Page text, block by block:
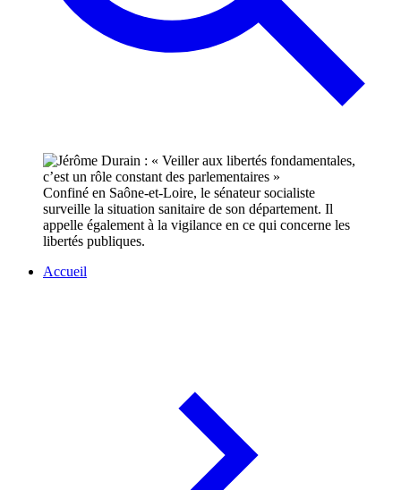
Confiné en Saône-et-Loire, le sénateur socialiste
surveille la situation sanitaire de son département. Il
appelle également à la vigilance en ce qui concerne les
libertés publiques.
Accueil